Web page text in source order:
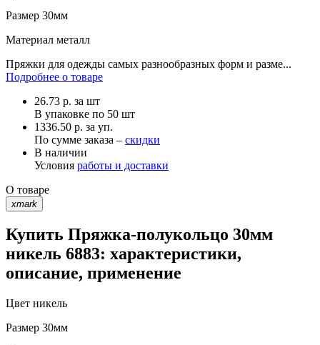
Размер 30мм
Материал металл
Пряжки для одежды самых разнообразных форм и разме...
Подробнее о товаре
26.73 р. за шт
В упаковке по 50 шт
1336.50 р. за уп.
По сумме заказа – скидки
В наличии
Условия работы и доставки
О товаре
xmark
Купить Пряжка-полукольцо 30мм
никель 6883: характеристики,
описание, применение
Цвет никель
Размер 30мм